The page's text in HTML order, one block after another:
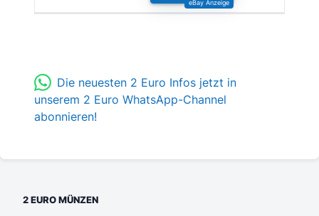
Die neuesten 2 Euro Infos jetzt in
unserem 2 Euro WhatsApp-Channel
abonnieren!
2 EURO MÜNZEN